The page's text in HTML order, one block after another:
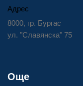
Адрес
8000, гр. Бургас
ул. "Славянска" 75
Още